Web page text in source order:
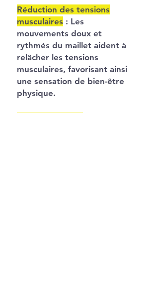
Réduction des tensions
musculaires : Les
mouvements doux et
rythmés du maillet aident à
relâcher les tensions
musculaires, favorisant ainsi
une sensation de bien-être
physique.